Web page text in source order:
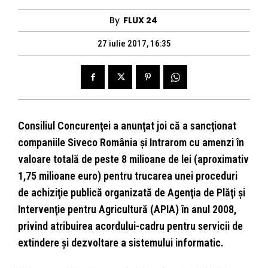
By FLUX 24
27 iulie 2017, 16:35
Consiliul Concurenţei a anunţat joi că a sancţionat
companiile Siveco România şi Intrarom cu amenzi în
valoare totală de peste 8 milioane de lei (aproximativ
1,75 milioane euro) pentru trucarea unei proceduri
de achiziţie publică organizată de Agenţia de Plăţi şi
Intervenţie pentru Agricultură (APIA) în anul 2008,
privind atribuirea acordului-cadru pentru servicii de
extindere şi dezvoltare a sistemului informatic.